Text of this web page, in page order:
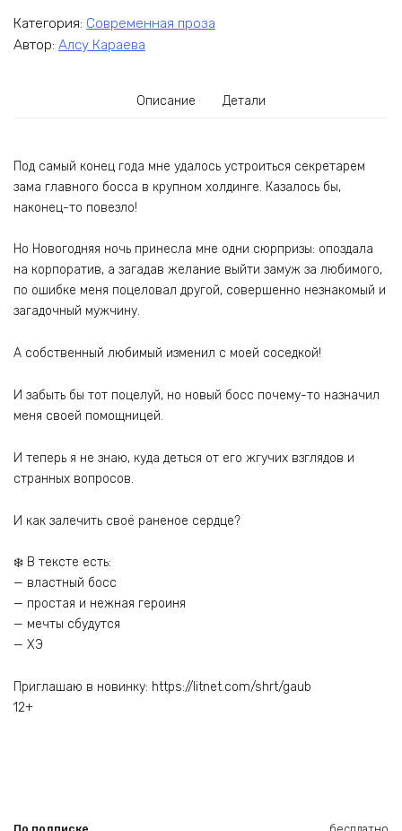
Категория: Современная проза
Автор: Алсу Караева
Описание Детали
Под самый конец года мне удалось устроиться секретарем
зама главного босса в крупном холдинге. Казалось бы,
наконец-то повезло!
Но Новогодняя ночь принесла мне одни сюрпризы: опоздала
на корпоратив, а загадав желание выйти замуж за любимого,
по ошибке меня поцеловал другой, совершенно незнакомый и
загадочный мужчину.
А собственный любимый изменил с моей соседкой!
И забыть бы тот поцелуй, но новый босс почему-то назначил
меня своей помощницей.
И теперь я не знаю, куда деться от его жгучих взглядов и
странных вопросов.
И как залечить своё раненое сердце?
❄️ В тексте есть:
— властный босс
— простая и нежная героиня
— мечты сбудутся
— ХЭ
Приглашаю в новинку: https://litnet.com/shrt/gaub
12+